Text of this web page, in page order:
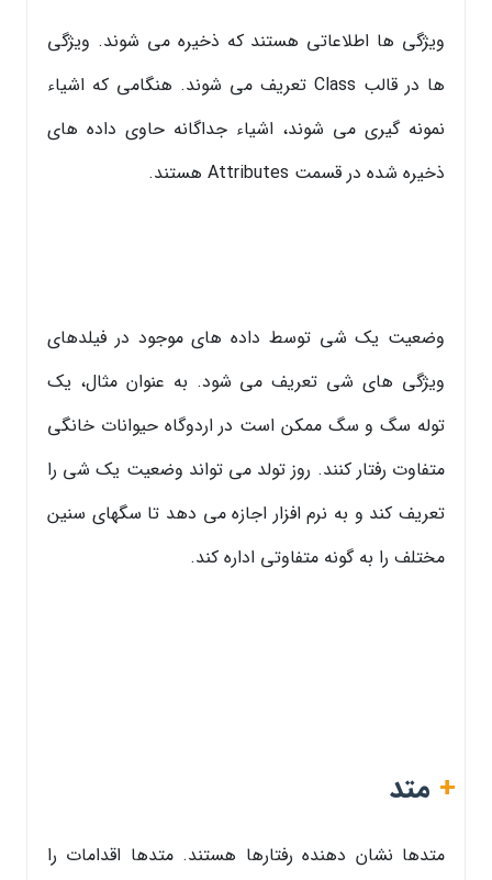
ویژگی ها اطلاعاتی هستند که ذخیره می شوند. ویژگی
ها در قالب Class تعریف می شوند. هنگامی که اشیاء
نمونه گیری می شوند، اشیاء جداگانه حاوی داده های
ذخیره شده در قسمت Attributes هستند.
وضعیت یک شی توسط داده های موجود در فیلدهای
ویژگی های شی تعریف می شود. به عنوان مثال، یک
توله سگ و سگ ممکن است در اردوگاه حیوانات خانگی
متفاوت رفتار کنند. روز تولد می تواند وضعیت یک شی را
تعریف کند و به نرم افزار اجازه می دهد تا سگهای سنین
مختلف را به گونه متفاوتی اداره کند.
+ متد
متدها نشان دهنده رفتارها هستند. متدها اقدامات را